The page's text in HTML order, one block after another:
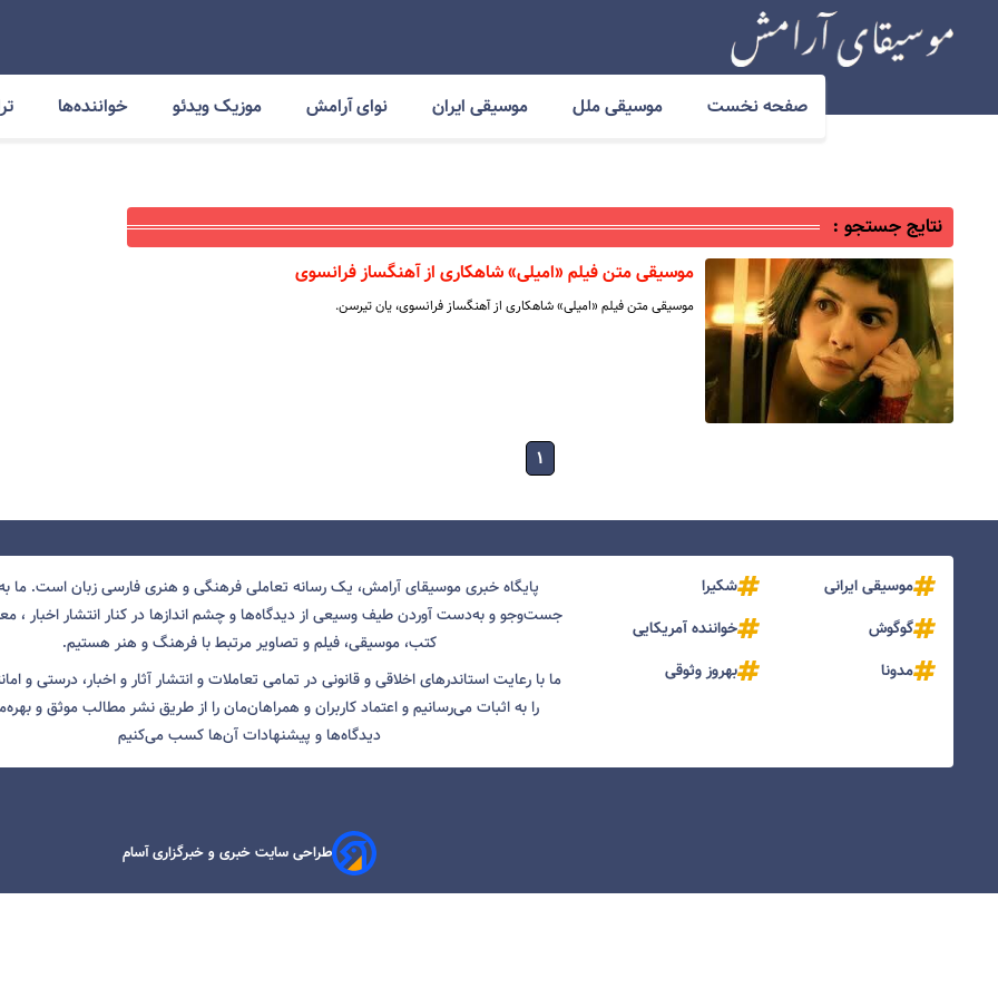
صفحه نخست موسیقی ملل موسیقی ایران نوای آرامش موزیک ویدئو خواننده‌ها
نتایج جستجو :
موسیقی متن فیلم «امیلی» شاهکاری از آهنگساز فرانسوی
موسیقی متن فیلم «امیلی» شاهکاری از آهنگساز فرانسوی، یان تیرسن.
۱
موسیقی ایرانی
شکیرا
گوگوش
خواننده آمریکایی
مدونا
بهروز وثوقی
پایگاه خبری موسیقای آرامش، یک رسانه تعاملی فرهنگی و هنری فارسی زبان است. ما
جست‌و‌جو و به‌دست آوردن طیف وسیعی از دیدگاه‌ها و چشم انداز‌ها در کنار انتشار اخبار ،
کتب، موسیقی، فیلم و تصاویر مرتبط با فرهنگ و هنر هستیم.
ما با رعایت استاندرهای اخلاقی و قانونی در تمامی تعاملات و انتشار آثار و اخبار، درستی و
را به اثبات می‌رسانیم و اعتماد کاربران و همراهان‌مان را از طریق نشر مطالب موثق و
دیدگاه‌ها و پیشنهادات آن‌ها کسب می‌کنیم
طراحی سایت خبری و خبرگزاری آسام